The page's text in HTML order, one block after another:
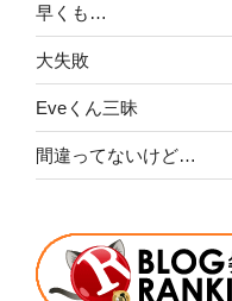
早くも…
大失敗
Eveくん三昧
間違ってないけど…